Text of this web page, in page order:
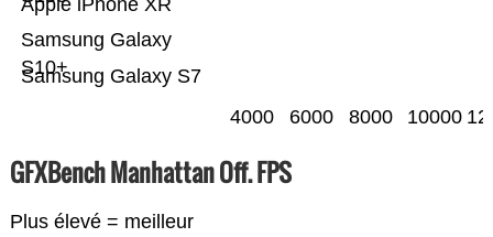
Samsung Galaxy S7
Samsung Galaxy
S10+
Apple iPhone XR
4000 6000 8000 10000
GFXBench Manhattan Off. FPS
Plus élevé = meilleur